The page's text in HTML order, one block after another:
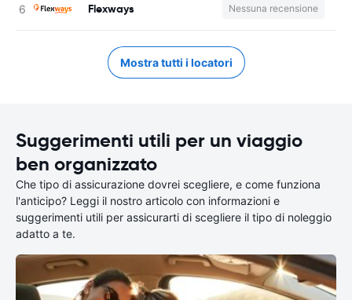
Flexways Nessuna recensione
Mostra tutti i locatori
Suggerimenti utili per un viaggio
ben organizzato
Che tipo di assicurazione dovrei scegliere, e come funziona
l'anticipo? Leggi il nostro articolo con informazioni e
suggerimenti utili per assicurarti di scegliere il tipo di noleggio
adatto a te.